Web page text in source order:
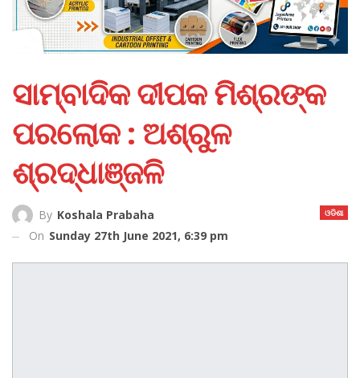
ସାମ୍ବାଦିକ ଦୀପକ ମିଶ୍ରଙ୍କ
ପରଲୋକ : ଅଶ୍ରୁଳ
ଶ୍ରଦ୍ଧାଞ୍ଜଳି
ଓଡିଶା
By Koshala Prabaha
On Sunday 27th June 2021, 6:39 pm